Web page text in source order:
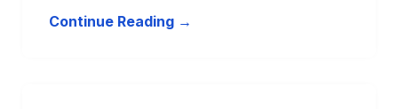
Continue Reading →